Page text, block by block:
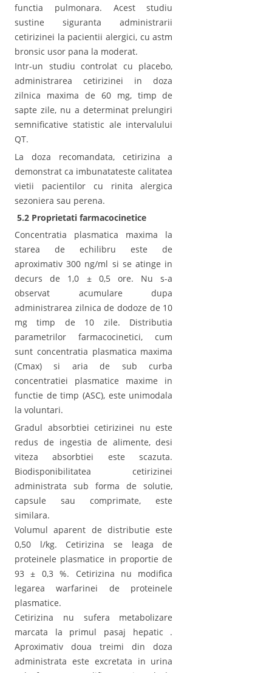
functia pulmonara. Acest studiu
sustine siguranta administrarii
cetirizinei la pacientii alergici, cu astm
bronsic usor pana la moderat.
Intr-un studiu controlat cu placebo,
administrarea cetirizinei in doza
zilnica maxima de 60 mg, timp de
sapte zile, nu a determinat prelungiri
semnificative statistic ale intervalului
QT.
La doza recomandata, cetirizina a
demonstrat ca imbunatateste calitatea
vietii pacientilor cu rinita alergica
sezoniera sau perena.
5.2 Proprietati farmacocinetice
Concentratia plasmatica maxima la
starea de echilibru este de
aproximativ 300 ng/ml si se atinge in
decurs de 1,0 ± 0,5 ore. Nu s-a
observat acumulare dupa
administrarea zilnica de dodoze de 10
mg timp de 10 zile. Distributia
parametrilor farmacocinetici, cum
sunt concentratia plasmatica maxima
(Cmax) si aria de sub curba
concentratiei plasmatice maxime in
functie de timp (ASC), este unimodala
la voluntari.
Gradul absorbtiei cetirizinei nu este
redus de ingestia de alimente, desi
viteza absorbtiei este scazuta.
Biodisponibilitatea cetirizinei
administrata sub forma de solutie,
capsule sau comprimate, este
similara.
Volumul aparent de distributie este
0,50 l/kg. Cetirizina se leaga de
proteinele plasmatice in proportie de
93 ± 0,3 %. Cetirizina nu modifica
legarea warfarinei de proteinele
plasmatice.
Cetirizina nu sufera metabolizare
marcata la primul pasaj hepatic .
Aproximativ doua treimi din doza
administrata este excretata in urina